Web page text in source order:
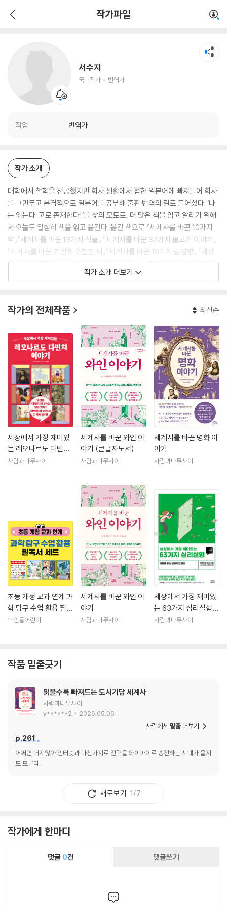
작가파일
서수지
국내작가 번역가
직업 번역가
작가 소개
대학에서 철학을 전공했지만 회사 생활에서 접한 일본어에 빠져들어 회사
를 그만두고 본격적으로 일본어를 공부해 출판 번역의 길로 들어섰다. ‘나
는 읽는다. 고로 존재한다!’를 삶의 모토로, 더 많은 책을 읽고 알리기 위해
서 오늘도 열심히 책을 읽고 옮긴다. 옮긴 책으로 『세계사를 바꾼 10가지
약』『세계사를 바꾼 13가지 식물』 『세계사를 바꾼 37가지 물고기 이야기』
『세계사를 바꾼 21인의 위험한 뇌』『세계사를 바꾼 10가지 감염병』 『세상
에서 가장 재미있는 사랑과 욕망 세계사』『알고 보면 무시무시한 엽기인물
세계사』『한 권으로 읽는 미생물 세계사』 『과학잡학사전 통조림 - 일반과
재미있는 61가지 심리실험 - 인간관계편』『세상에서 가장 재미있는 88가
지 심리실험 - 자기계발편』『소수는 어떻게 사람을 매혹하는가?』 등이 있
다.
작가 소개 더보기
작가의 전체작품 최신순
세상에서 가장 재미있
는 레오나르도 다빈치
이야기
사람과나무사이
세계사를 바꾼 와인 이
야기 (큰글자도서)
사람과나무사이
세계사를 바꾼 명화 이
야기
사람과나무사이
초등 개정 교과 연계 과
학 탐구 수업 활용 필독
서 세트
뜨인돌어린이
세계사를 바꾼 와인 이
야기
사람과나무사이
세상에서 가장 재미있
는 63가지 심리실험
(큰글자도서)
사람과나무사이
작품 밑줄긋기
읽을수록 빠져드는 도시기담 세계사
사람과나무사이
y******2
2026.05.06.
p.261
어쩌면 머지않아 인터넷과 마찬가지로 전력을 와이파이로 송전하는 시대가 올지
도 모른다.
사락에서 밑줄 더보기
새로보기 1/7
작가에게 한마디
댓글 0건 댓글쓰기